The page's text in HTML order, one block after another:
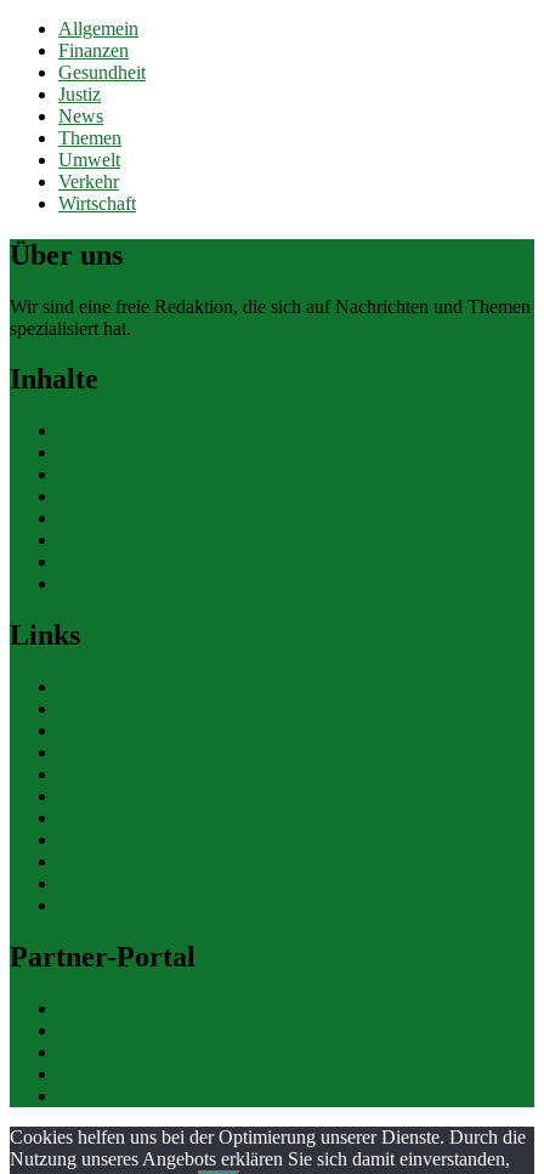
Allgemein
Finanzen
Gesundheit
Justiz
News
Themen
Umwelt
Verkehr
Wirtschaft
Über uns
Wir sind eine freie Redaktion, die sich auf Nachrichten und Themen
spezialisiert hat.
Inhalte
Links
Partner-Portal
Cookies helfen uns bei der Optimierung unserer Dienste. Durch die
Nutzung unseres Angebots erklären Sie sich damit einverstanden,